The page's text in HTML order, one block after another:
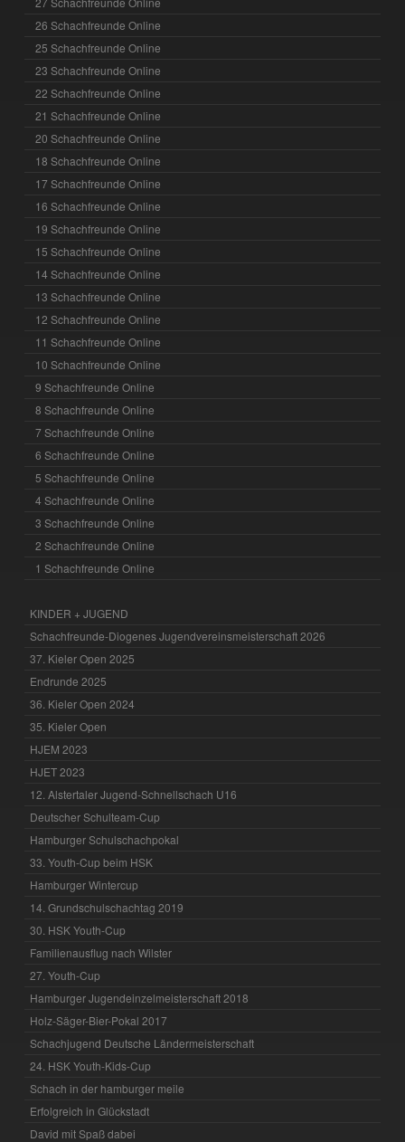
26 Schachfreunde Online
25 Schachfreunde Online
23 Schachfreunde Online
22 Schachfreunde Online
21 Schachfreunde Online
20 Schachfreunde Online
18 Schachfreunde Online
17 Schachfreunde Online
16 Schachfreunde Online
19 Schachfreunde Online
15 Schachfreunde Online
14 Schachfreunde Online
13 Schachfreunde Online
12 Schachfreunde Online
11 Schachfreunde Online
10 Schachfreunde Online
9 Schachfreunde Online
8 Schachfreunde Online
7 Schachfreunde Online
6 Schachfreunde Online
5 Schachfreunde Online
4 Schachfreunde Online
3 Schachfreunde Online
2 Schachfreunde Online
1 Schachfreunde Online
KINDER + JUGEND
Schachfreunde-Diogenes Jugendvereinsmeisterschaft 2026
37. Kieler Open 2025
Endrunde 2025
36. Kieler Open 2024
35. Kieler Open
HJEM 2023
HJET 2023
12. Alstertaler Jugend-Schnellschach U16
Deutscher Schulteam-Cup
Hamburger Schulschachpokal
33. Youth-Cup beim HSK
Hamburger Wintercup
14. Grundschulschachtag 2019
30. HSK Youth-Cup
Familienausflug nach Wilster
27. Youth-Cup
Hamburger Jugendeinzelmeisterschaft 2018
Holz-Säger-Bier-Pokal 2017
Schachjugend Deutsche Ländermeisterschaft
24. HSK Youth-Kids-Cup
Schach in der hamburger meile
Erfolgreich in Glückstadt
David mit Spaß dabei